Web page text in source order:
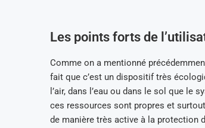
Les points forts de
Comme on a mentionné
fait que c’est un dispositif très
l’air, dans l’eau ou dans le sol que le
ces ressources sont propres et
de manière très active à la protection